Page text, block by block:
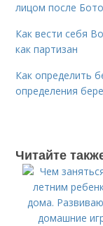
лицом после
Как вести себя
как партизан
Как определить
определения
Читайте